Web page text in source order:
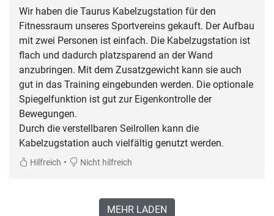
Wir haben die Taurus Kabelzugstation für den
Fitnessraum unseres Sportvereins gekauft. Der Aufbau
mit zwei Personen ist einfach. Die Kabelzugstation ist
flach und dadurch platzsparend an der Wand
anzubringen. Mit dem Zusatzgewicht kann sie auch
gut in das Training eingebunden werden. Die optionale
Spiegelfunktion ist gut zur Eigenkontrolle der
Bewegungen.
Durch die verstellbaren Seilrollen kann die
Kabelzugstation auch vielfältig genutzt werden.
Hilfreich • Nicht hilfreich
MEHR LADEN